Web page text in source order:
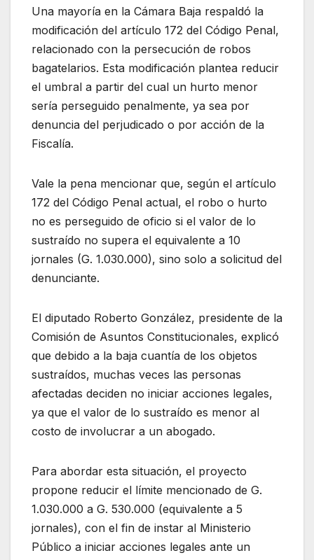
Una mayoría en la Cámara Baja respaldó la
modificación del artículo 172 del Código Penal,
relacionado con la persecución de robos
bagatelarios. Esta modificación plantea reducir
el umbral a partir del cual un hurto menor
sería perseguido penalmente, ya sea por
denuncia del perjudicado o por acción de la
Fiscalía.
Vale la pena mencionar que, según el artículo
172 del Código Penal actual, el robo o hurto
no es perseguido de oficio si el valor de lo
sustraído no supera el equivalente a 10
jornales (G. 1.030.000), sino solo a solicitud del
denunciante.
El diputado Roberto González, presidente de la
Comisión de Asuntos Constitucionales, explicó
que debido a la baja cuantía de los objetos
sustraídos, muchas veces las personas
afectadas deciden no iniciar acciones legales,
ya que el valor de lo sustraído es menor al
costo de involucrar a un abogado.
Para abordar esta situación, el proyecto
propone reducir el límite mencionado de G.
1.030.000 a G. 530.000 (equivalente a 5
jornales), con el fin de instar al Ministerio
Público a iniciar acciones legales ante un